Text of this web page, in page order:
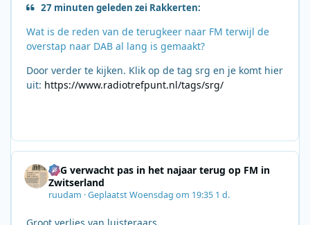
27 minuten geleden zei Rakkerten:
Wat is de reden van de terugkeer naar FM terwijl de
overstap naar DAB al lang is gemaakt?
Door verder te kijken. Klik op de tag srg en je komt hier
uit: https://www.radiotrefpunt.nl/tags/srg/
SRG verwacht pas in het najaar terug op FM in
Zwitserland
ruudam ·GeplaatstWoensdag om 19:35 1 d.